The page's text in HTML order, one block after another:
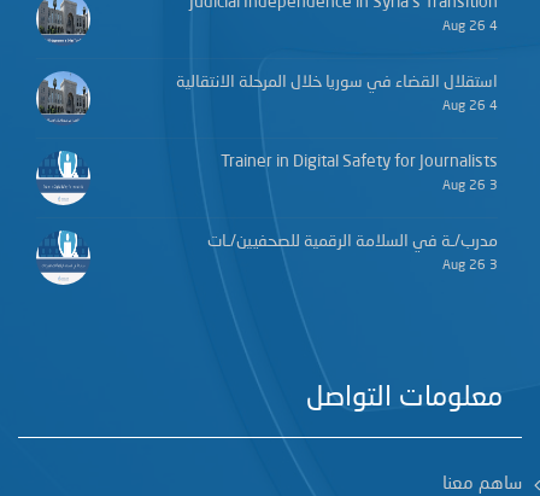
4 Aug 26
استقلال القضاء في سوريا خلال المرحلة الانتقالية
4 Aug 26
Trainer in Digital Safety for Journalists
3 Aug 26
مدرب/ـة في السلامة الرقمية للصحفيين/ـات
3 Aug 26
معلومات التواصل
ساهم معنا